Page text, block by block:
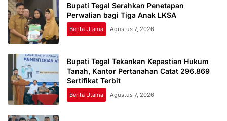
Bupati Tegal Serahkan Penetapan
Perwalian bagi Tiga Anak LKSA
Berita Utama Agustus 7, 2026
Bupati Tegal Tekankan Kepastian Hukum
Tanah, Kantor Pertanahan Catat 296.869
Sertifikat Terbit
Berita Utama Agustus 7, 2026